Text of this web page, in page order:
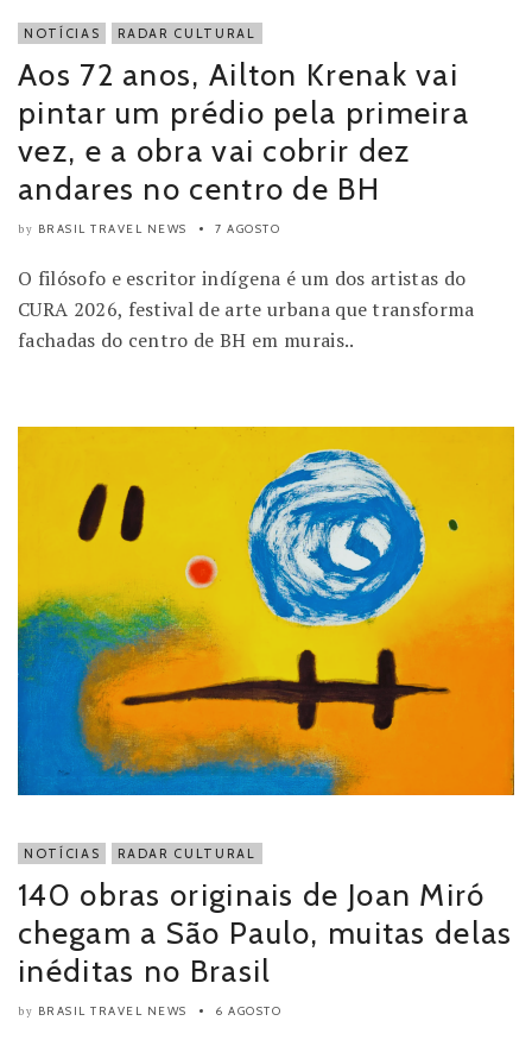
NOTÍCIAS RADAR CULTURAL
Aos 72 anos, Ailton Krenak vai
pintar um prédio pela primeira
vez, e a obra vai cobrir dez
andares no centro de BH
by BRASIL TRAVEL NEWS 7 AGOSTO
O filósofo e escritor indígena é um dos artistas do
CURA 2026, festival de arte urbana que transforma
fachadas do centro de BH em murais..
NOTÍCIAS RADAR CULTURAL
140 obras originais de Joan Miró
chegam a São Paulo, muitas delas
inéditas no Brasil
by BRASIL TRAVEL NEWS 6 AGOSTO